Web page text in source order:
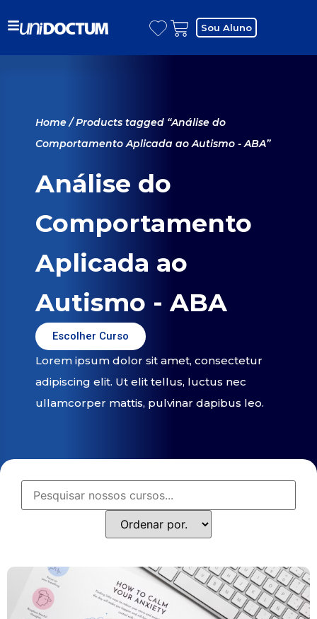
Sou Aluno
Home/ Products tagged “Análise do
Comportamento Aplicada ao Autismo - ABA”
Análise do
Comportamento
Aplicada ao
Autismo - ABA
Escolher Curso
Lorem ipsum dolor sit amet, consectetur
adipiscing elit. Ut elit tellus, luctus nec
ullamcorper mattis, pulvinar dapibus leo.